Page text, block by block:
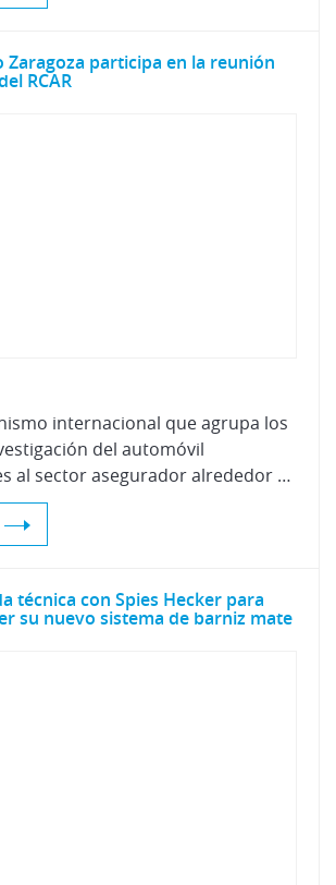
Zaragoza participa en la reunión
RCAR
internacional que agrupa los
del automóvil
pertenecientes al sector asegurador alrededor del mundo, celebró entre el 25 y el 30 de septiembre su reunión anual en Winterthur (Suiza), correspondiendo a AXA Versicherungen AG (Instituto de Investigación dependiente de AXA) la organización del evento.
técnica con Spies Hecker para
su nuevo sistema de barniz mate